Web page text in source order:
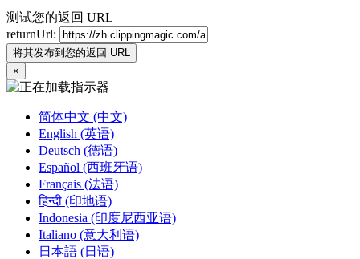
测试您的返回 URL
returnUrl:
将其发布到您的返回 URL
×
简体中文 (中文)
English (英语)
Deutsch (德语)
Español (西班牙语)
Français (法语)
हिन्दी (印地语)
Indonesia (印度尼西亚语)
Italiano (意大利语)
日本語 (日语)